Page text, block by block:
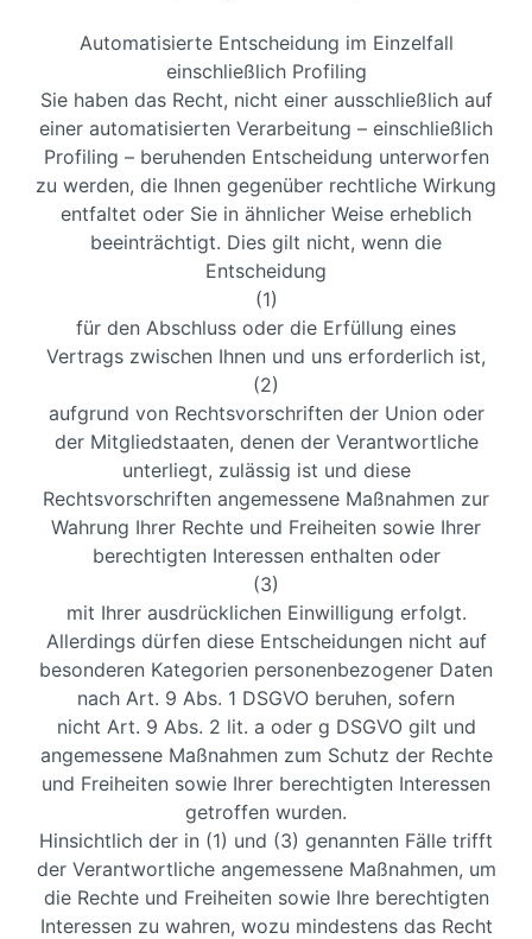
Automatisierte Entscheidung im Einzelfall
einschließlich Profiling
Sie haben das Recht, nicht einer ausschließlich auf
einer automatisierten Verarbeitung – einschließlich
Profiling – beruhenden Entscheidung unterworfen
zu werden, die Ihnen gegenüber rechtliche Wirkung
entfaltet oder Sie in ähnlicher Weise erheblich
beeinträchtigt. Dies gilt nicht, wenn die
Entscheidung
(1)
für den Abschluss oder die Erfüllung eines
Vertrags zwischen Ihnen und uns erforderlich ist,
(2)
aufgrund von Rechtsvorschriften der Union oder
der Mitgliedstaaten, denen der Verantwortliche
unterliegt, zulässig ist und diese
Rechtsvorschriften angemessene Maßnahmen zur
Wahrung Ihrer Rechte und Freiheiten sowie Ihrer
berechtigten Interessen enthalten oder
(3)
mit Ihrer ausdrücklichen Einwilligung erfolgt.
Allerdings dürfen diese Entscheidungen nicht auf
besonderen Kategorien personenbezogener Daten
nach Art. 9 Abs. 1 DSGVO beruhen, sofern
nicht Art. 9 Abs. 2 lit. a oder g DSGVO gilt und
angemessene Maßnahmen zum Schutz der Rechte
und Freiheiten sowie Ihrer berechtigten Interessen
getroffen wurden.
Hinsichtlich der in (1) und (3) genannten Fälle trifft
der Verantwortliche angemessene Maßnahmen, um
die Rechte und Freiheiten sowie Ihre berechtigten
Interessen zu wahren, wozu mindestens das Recht